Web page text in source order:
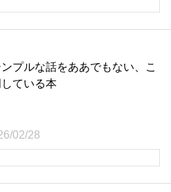
プルな話をああでもない、こ
ている本
02/28